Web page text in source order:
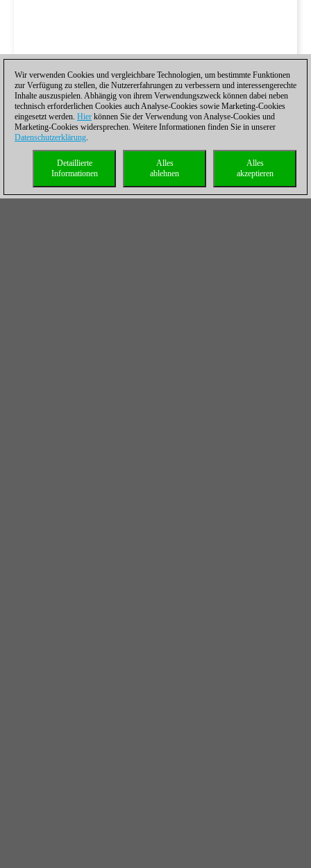
Wir verwenden Cookies und vergleichbare Technologien, um bestimmte Funktionen
zur Verfügung zu stellen, die Nutzererfahrungen zu verbessern und interessengerechte
Inhalte auszuspielen. Abhängig von ihrem Verwendungszweck können dabei neben
technisch erforderlichen Cookies auch Analyse-Cookies sowie Marketing-Cookies
eingesetzt werden. Hier können Sie der Verwendung von Analyse-Cookies und
Marketing-Cookies widersprechen. Weitere Informationen finden Sie in unserer
Datenschutzerklärung.
Alles
akzeptieren
Alles
ablehnen
Detaillierte
Informationen